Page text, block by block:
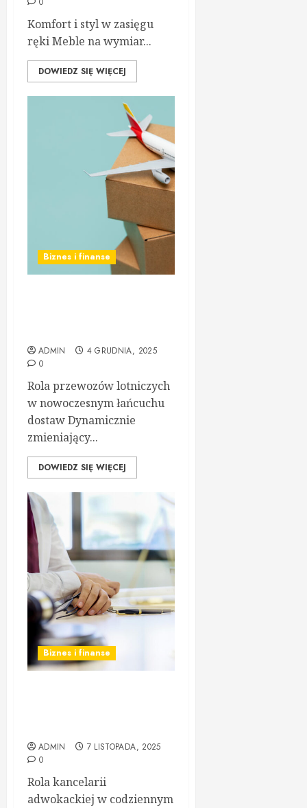
Komfort i styl w zasięgu
ręki Meble na wymiar...
DOWIEDZ SIĘ WIĘCEJ
Biznes i finanse
ADMIN
4 GRUDNIA, 2025
0
Rola przewozów lotniczych
w nowoczesnym łańcuchu
dostaw Dynamicznie
zmieniający...
DOWIEDZ SIĘ WIĘCEJ
Biznes i finanse
ADMIN
7 LISTOPADA, 2025
0
Rola kancelarii
adwokackiej w codziennym